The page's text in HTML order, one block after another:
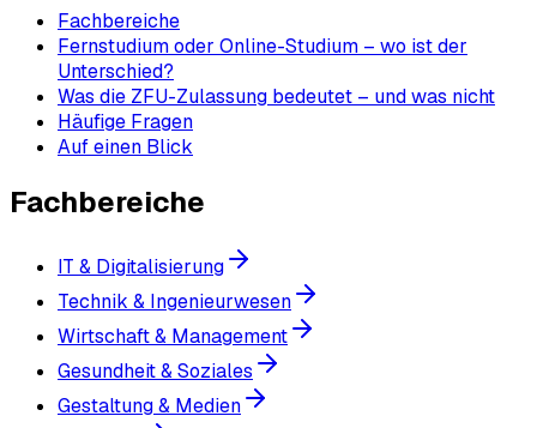
Fachbereiche
Fernstudium oder Online-Studium – wo ist der
Unterschied?
Was die ZFU-Zulassung bedeutet – und was nicht
Häufige Fragen
Auf einen Blick
Fachbereiche
IT & Digitalisierung
Technik & Ingenieurwesen
Wirtschaft & Management
Gesundheit & Soziales
Gestaltung & Medien